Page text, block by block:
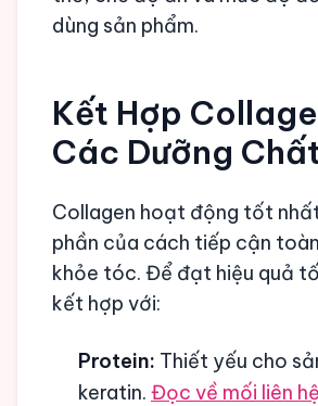
dùng sản phẩm.
Kết Hợp
Các Dưỡng
Collagen hoạt động tốt
phần của cách tiếp cận
khỏe tóc. Để đạt hiệu quả
kết hợp với:
Protein: Thiết yếu cho
keratin. Đọc về mối liên